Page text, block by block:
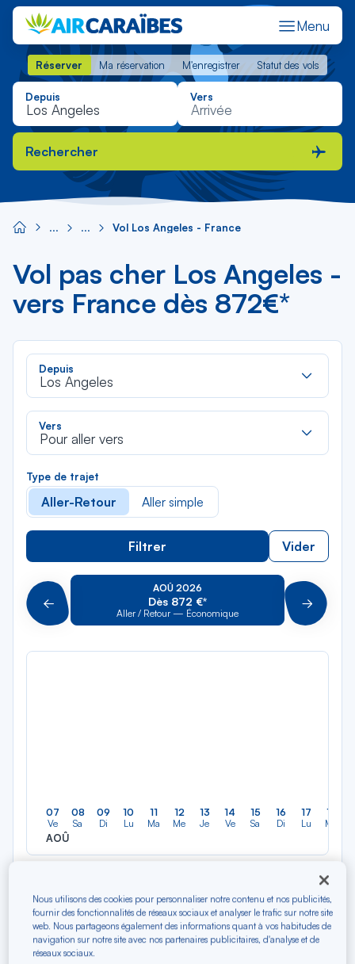
Menu
Réserver Ma réservation M'enregistrer Statut des vols
Réserver Ma réservation M'enregistrer Statut des vols
Depuis Vers
Rechercher
Vol Los Angeles - France
Vol pas cher Los Angeles -
vers France dès 872€*
Depuis
Los Angeles
Vers
Pour aller vers
Type de trajet
Aller-Retour Aller simple
Filtrer Vider
Précédent
AOÛ 2026
Dès 872 €*
Aller / Retour — Économique Suivant
07
Ve
AOÛ
08
Sa
09
Di
10
Lu
11
Ma
12
Me
13
Je
14
Ve
15
Sa
16
Di
17
Lu
18
Ma
économique et sous réserve de disponibilité au moment de la
réservation. Des frais supplémentaires peuvent être appliqués pour
les produits et services optionnels.
Nous utilisons des cookies pour personnaliser notre contenu et nos publicités,
fournir des fonctionnalités de réseaux sociaux et analyser le trafic sur notre site
web. Nous partageons également des informations quant à vos habitudes de
navigation sur notre site avec nos partenaires publicitaires, d'analyse et de
réseaux sociaux.